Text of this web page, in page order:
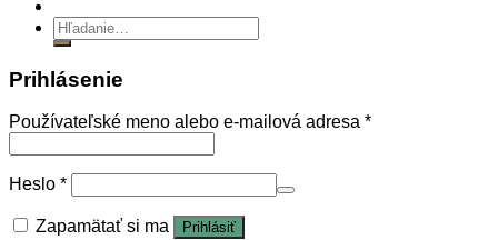
Hľadať:
Prihlásenie
Používateľské meno alebo e-mailová adresa *
Heslo *
Zapamätať si ma Prihlásiť